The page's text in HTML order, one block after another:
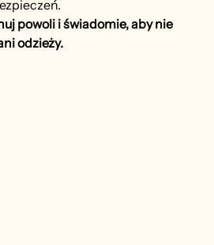
powoli i świadomie, aby nie
odzieży.